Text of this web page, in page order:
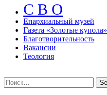
С В О
Епархиальный музeй
Газета «Золотые купола»
Благотворительность
Вакансии
Теология